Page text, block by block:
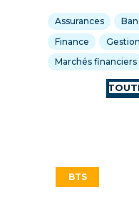
Assurances
Finance
Marchés financiers